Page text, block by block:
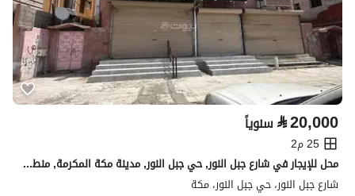
⃁20,000 سنوياً
25 م2
محل للإيجار في شارع جبل النور, حي جبل النور, مدينة مكة المكرمة, منطقة مكة المكرمة
شارع جبل النور، حي جبل النور، مكة